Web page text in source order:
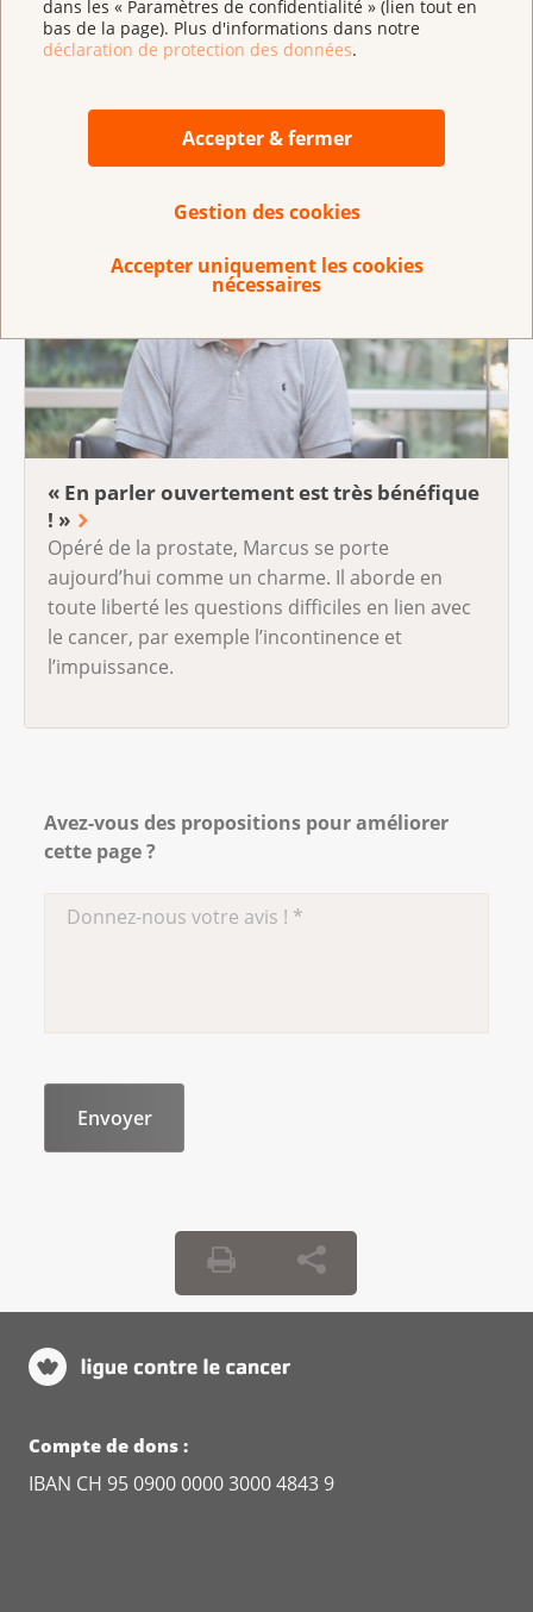
dans les « Paramètres de confidentialité » (lien tout en
bas de la page). Plus d'informations dans notre
déclaration de protection des données.
Accepter & fermer
Gestion des cookies
Accepter uniquement les cookies
nécessaires
Symptômes, diagnostic et thérapie
Apprenez plus sur le cancer de la prostate
« En parler ouvertement est très bénéfique
! »
Opéré de la prostate, Marcus se porte
aujourd’hui comme un charme. Il aborde en
toute liberté les questions difficiles en lien avec
le cancer, par exemple l’incontinence et
l’impuissance.
Avez-vous des propositions pour améliorer
cette page ?
Compte de dons :
IBAN CH 95 0900 0000 3000 4843 9